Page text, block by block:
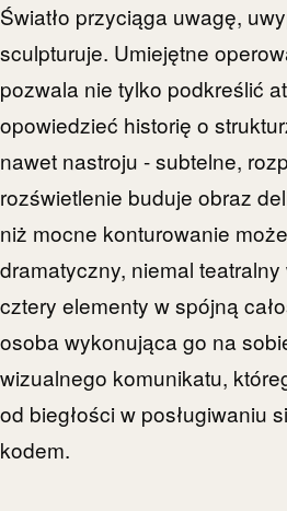
Światło przyciąga uwagę,
sculpturuje. Umiejętne
pozwala nie tylko podkreślić
opowiedzieć historię o
nawet nastroju - subtelne,
rozświetlenie buduje obraz
niż mocne konturowanie
dramatyczny, niemal
cztery elementy w spójną
osoba wykonująca go na
wizualnego komunikatu,
od biegłości w posługiwaniu
kodem.